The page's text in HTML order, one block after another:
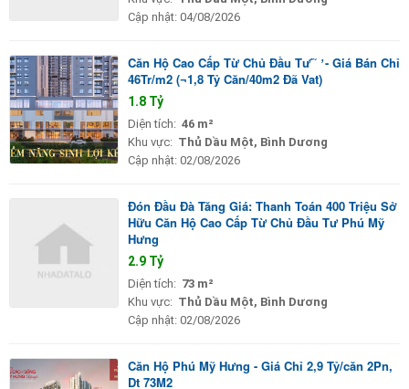
Cập nhật: 04/08/2026
Căn Hộ Cao Cấp Từ Chủ Đầu Tư ́ ̃ ̛ - Giá Bán Chỉ
46Tr/m2 (¬1,8 Tỷ Căn/40m2 Đã Vat)
1.8 Tỷ
Diện tích: 46 m²
Khu vực: Thủ Dầu Một, Bình Dương
Cập nhật: 02/08/2026
Đón Đầu Đà Tăng Giá: Thanh Toán 400 Triệu Sở
Hữu Căn Hộ Cao Cấp Từ Chủ Đầu Tư Phú Mỹ
Hưng
2.9 Tỷ
Diện tích: 73 m²
Khu vực: Thủ Dầu Một, Bình Dương
Cập nhật: 02/08/2026
Căn Hộ Phú Mỹ Hưng - Giá Chỉ 2,9 Tỷ/căn 2Pn,
Dt 73M2